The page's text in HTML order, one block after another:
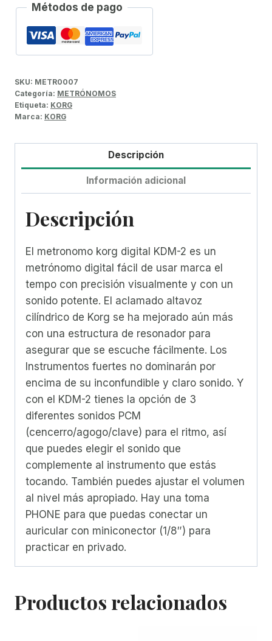
Métodos de pago
SKU: METR0007
Categoría: METRÓNOMOS
Etiqueta: KORG
Marca: KORG
Descripción
Información adicional
Descripción
El metronomo korg digital KDM-2 es un
metrónomo digital fácil de usar marca el
tempo con precisión visualmente y con un
sonido potente. El aclamado altavoz
cilíndrico de Korg se ha mejorado aún más
con una estructura de resonador para
asegurar que se escuche fácilmente. Los
Instrumentos fuertes no dominarán por
encima de su inconfundible y claro sonido. Y
con el KDM-2 tienes la opción de 3
diferentes sonidos PCM
(cencerro/agogo/clave) para el ritmo, así
que puedes elegir el sonido que
complemente al instrumento que estás
tocando. También puedes ajustar el volumen
al nivel más apropiado. Hay una toma
PHONE para que puedas conectar un
auricular con miniconector (1/8″) para
practicar en privado.
Productos relacionados